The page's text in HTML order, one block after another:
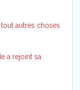
autres choses
a rejoint sa